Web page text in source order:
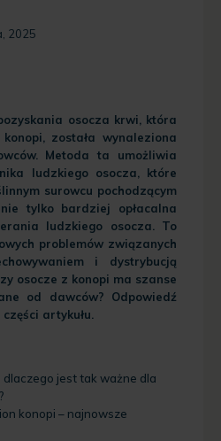
2025
osocza krwi, która
została wynaleziona
Metoda ta umożliwia
ludzkiego osocza, które
surowcu pochodzącym
tylko bardziej opłacalna
ludzkiego osocza. To
problemów związanych
i dystrybucją
osocze z konopi ma szanse
od dawców? Odpowiedź
artykułu.
dlaczego jest tak ważne dla
konopi – najnowsze